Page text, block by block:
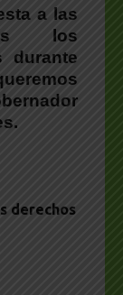
a las
los
durante
.
derechos